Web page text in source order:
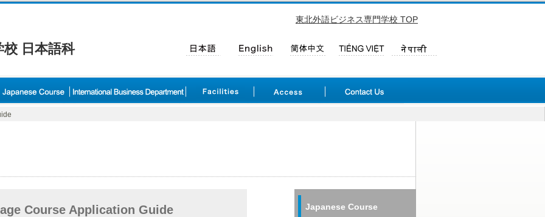
日本語科
東北外語ビジネス専門学校 TOP
Course Application Guide Japanese Course